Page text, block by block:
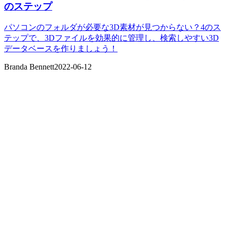
のステップ
パソコンのフォルダが必要な3D素材が見つからない？4のス
テップで、3Dファイルを効果的に管理し、検索しやすい3D
データベースを作りましょう！
Branda Bennett2022-06-12